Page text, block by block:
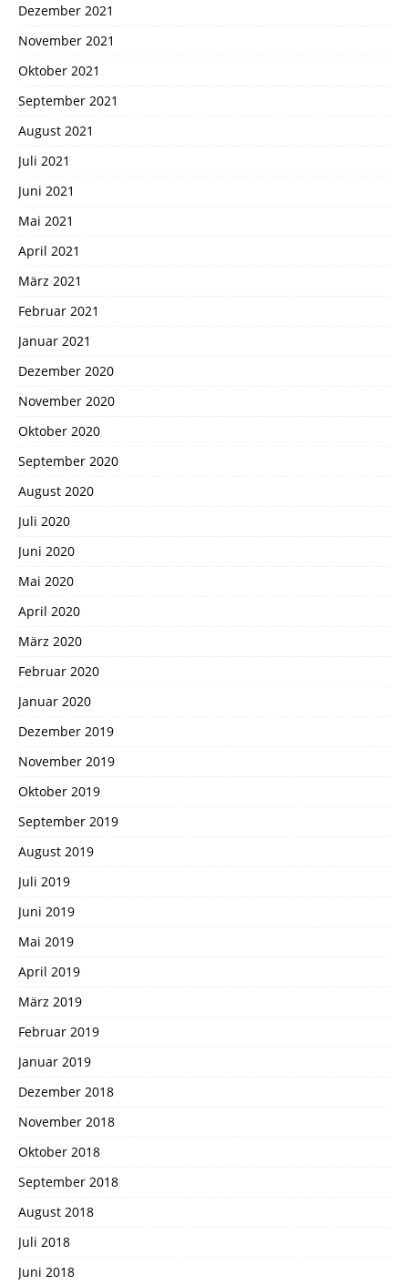
Dezember 2021
November 2021
Oktober 2021
September 2021
August 2021
Juli 2021
Juni 2021
Mai 2021
April 2021
März 2021
Februar 2021
Januar 2021
Dezember 2020
November 2020
Oktober 2020
September 2020
August 2020
Juli 2020
Juni 2020
Mai 2020
April 2020
März 2020
Februar 2020
Januar 2020
Dezember 2019
November 2019
Oktober 2019
September 2019
August 2019
Juli 2019
Juni 2019
Mai 2019
April 2019
März 2019
Februar 2019
Januar 2019
Dezember 2018
November 2018
Oktober 2018
September 2018
August 2018
Juli 2018
Juni 2018